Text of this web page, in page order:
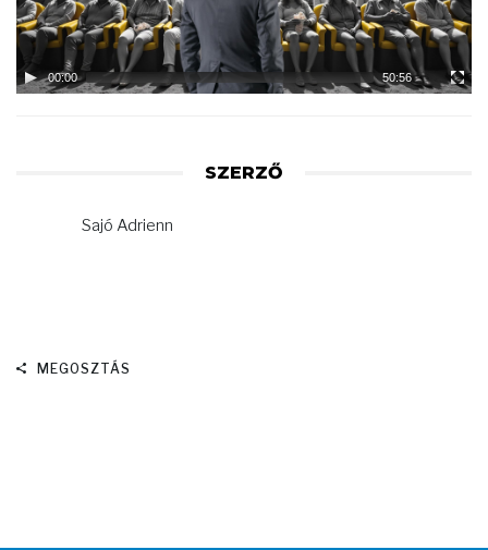
00:00 50:56
SZERZŐ
Sajó Adrienn
MEGOSZTÁS